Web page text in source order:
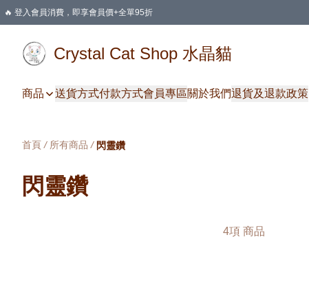
🔥 登入會員消費，即享會員價+全單95折
Crystal Cat Shop 水晶貓
商品 送貨方式付款方式會員專區關於我們退貨及退款政策
首頁 / 所有商品 / 閃靈鑽
閃靈鑽
4項 商品